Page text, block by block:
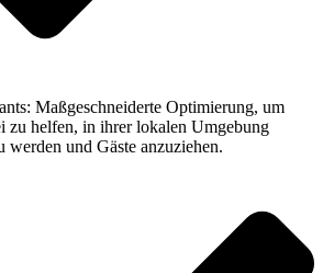
Maßgeschneiderte Optimierung, um
zu helfen, in ihrer lokalen Umgebung
werden und Gäste anzuziehen.